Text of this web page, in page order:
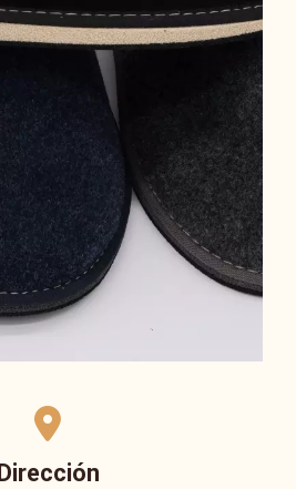
Dirección